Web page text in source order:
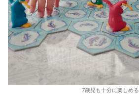
7歳児も十分に楽しめる